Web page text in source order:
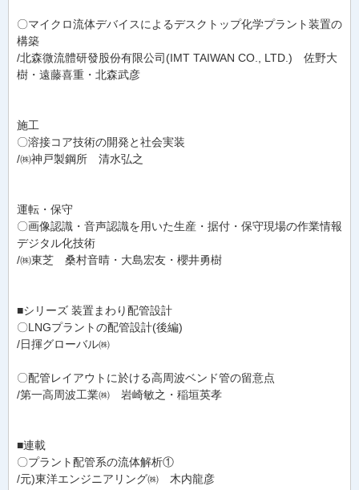
〇マイクロ流体デバイスによるデスクトップ化学プラント装置の
構築
/北森微流體研發股份有限公司(IMT TAIWAN CO., LTD.) 佐野大
樹・遠藤喜重・北森武彦
施工
〇溶接コア技術の開発と社会実装
/㈱神戸製鋼所 清水弘之
運転・保守
〇画像認識・音声認識を用いた生産・据付・保守現場の作業情報
デジタル化技術
/㈱東芝 桑村音晴・大島宏友・櫻井勇樹
■シリーズ 装置まわり配管設計
〇LNGプラントの配管設計(後編)
/日揮グローバル㈱
〇配管レイアウトに於ける高周波ベンド管の留意点
/第一高周波工業㈱ 岩崎敏之・稲垣英孝
■連載
〇プラント配管系の流体解析①
/元)東洋エンジニアリング㈱ 木内龍彦